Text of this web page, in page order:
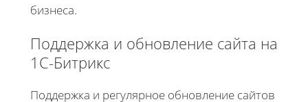
бизнеса.
Поддержка и обновление сайта на
1С-Битрикс
Поддержка и регулярное обновление сайтов